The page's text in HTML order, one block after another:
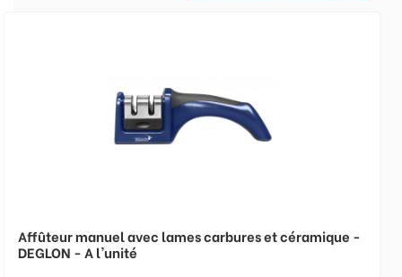
Affûteur manuel avec lames carbures et céramique -
DEGLON - A l'unité